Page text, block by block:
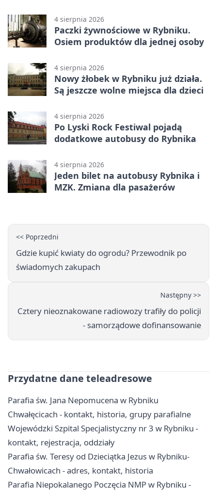
4 sierpnia 2026
Paczki żywnościowe w Rybniku.
Osiem produktów dla jednej osoby
4 sierpnia 2026
Nowy żłobek w Rybniku już działa.
Są jeszcze wolne miejsca dla dzieci
4 sierpnia 2026
Po Lyski Rock Festiwal pojadą
dodatkowe autobusy do Rybnika
4 sierpnia 2026
Jeden bilet na autobusy Rybnika i
MZK. Zmiana dla pasażerów
<< Poprzedni
Gdzie kupić kwiaty do ogrodu? Przewodnik po
świadomych zakupach
Następny >>
Cztery nieoznakowane radiowozy trafiły do policji
- samorządowe dofinansowanie
Przydatne dane teleadresowe
Parafia św. Jana Nepomucena w Rybniku
Chwałęcicach - kontakt, historia, grupy parafialne
Wojewódzki Szpital Specjalistyczny nr 3 w Rybniku -
kontakt, rejestracja, oddziały
Parafia św. Teresy od Dzieciątka Jezus w Rybniku-
Chwałowicach - adres, kontakt, historia
Parafia Niepokalanego Poczęcia NMP w Rybniku -